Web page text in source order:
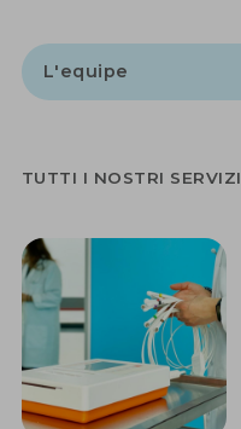
L'equipe
TUTTI I NOSTRI SERVIZI